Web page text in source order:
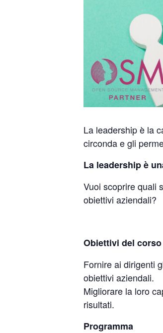
La leadership è la
circonda e gli
La leadership è
Vuoi scoprire quali
obiettivi aziendali?
Obiettivi del corso
Fornire ai dirigenti
obiettivi aziendali.
Migliorare la loro
risultati.
Programma